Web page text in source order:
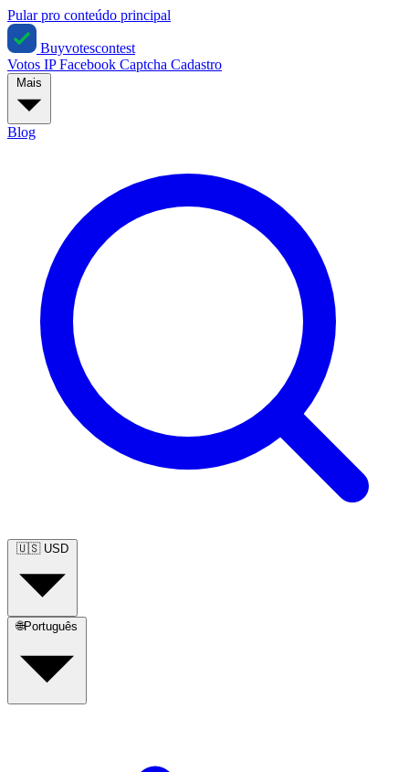
Pular pro conteúdo principal
Buyvotescontest
Votos IPFacebook Captcha Cadastro
Blog
🇺🇸 USD
🌐Português